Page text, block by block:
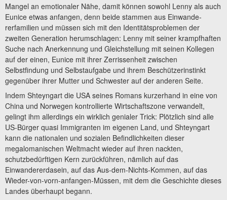
Mangel an emotionaler Nähe, damit können sowohl Lenny als auch
Eunice etwas anfangen, denn beide stammen aus Einwande­
rerfamilien und müssen sich mit den Identitätsproblemen der
zweiten Generation herumschlagen: Lenny mit seiner krampfhaften
Suche nach Anerkennung und Gleichstellung mit seinen Kollegen
auf der einen, Eunice mit ihrer Zerrissenheit zwischen
Selbstfindung und Selbstaufgabe und ihrem Beschützerinstinkt
gegenüber ihrer Mutter und Schwester auf der anderen Seite.
Indem Shteyngart die USA seines Romans kurzerhand in eine von
China und Norwegen kontrollierte Wirtschaftszone verwandelt,
gelingt ihm allerdings ein wirklich genialer Trick: Plötzlich sind alle
US-Bürger quasi Immigranten im eigenen Land, und Shteyngart
kann die nationalen und sozialen Befindlichkeiten dieser
megalomanischen Weltmacht wieder auf ihren nackten,
schutzbedürftigen Kern zurückführen, nämlich auf das
Einwandererdasein, auf das Aus-dem-Nichts-Kommen, auf das
Wieder-von-vorn-anfangen-Müssen, mit dem die Geschichte dieses
Landes überhaupt begann.